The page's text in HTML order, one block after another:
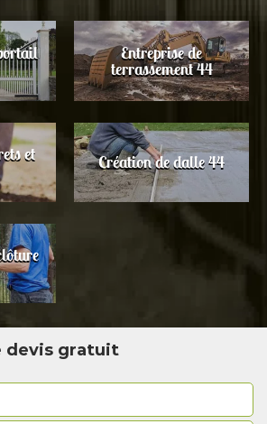
Entreprise de
terrassement 44
et Création de dalle 44
devis gratuit